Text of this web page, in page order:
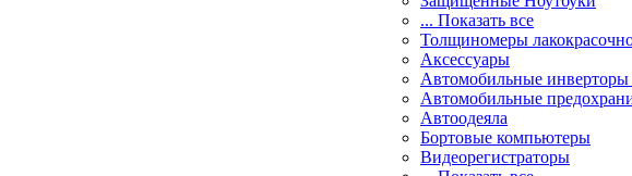
... Показать все
Толщиномеры
Аксессуары
Автомобильные
Автомобильные
Автоодеяла
Бортовые компьютеры
Видеорегистраторы